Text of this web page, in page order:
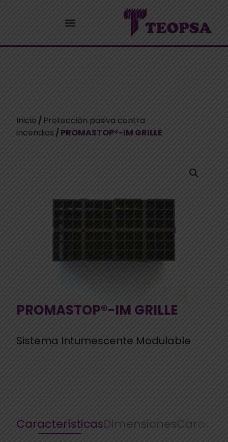
Inicio/Protección pasiva contra
incendios/ PROMASTOP®-IM GRILLE
PROMASTOP®-IM GRILLE
Sistema Intumescente Modulable
CaracterísticasDimensiones